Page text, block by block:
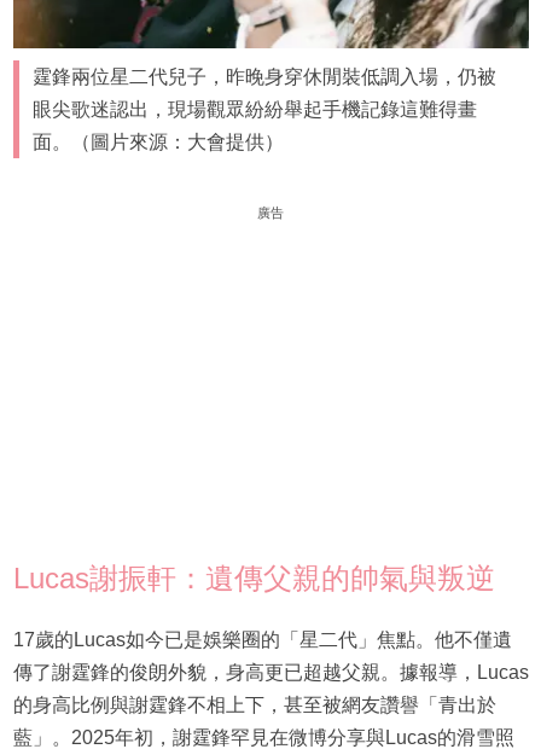
霆鋒兩位星二代兒子，昨晚身穿休閒裝低調入場，仍被
眼尖歌迷認出，現場觀眾紛紛舉起手機記錄這難得畫
面。（圖片來源：大會提供）
廣告
Lucas謝振軒：遺傳父親的帥氣與叛逆
17歲的Lucas如今已是娛樂圈的「星二代」焦點。他不僅遺
傳了謝霆鋒的俊朗外貌，身高更已超越父親。據報導，Lucas
的身高比例與謝霆鋒不相上下，甚至被網友讚譽「青出於
藍」。2025年初，謝霆鋒罕見在微博分享與Lucas的滑雪照